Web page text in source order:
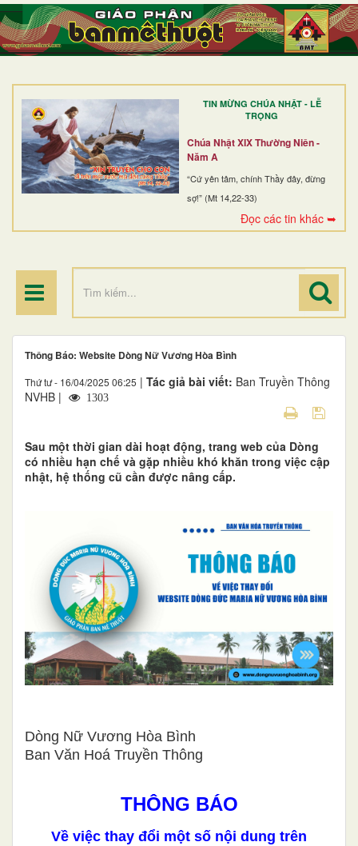
TIN MỪNG CHÚA NHẬT - LỄ
TRỌNG
Chúa Nhật XIX Thường Niên -
Năm A
“Cứ yên tâm, chính Thầy đây, đừng
sợ!” (Mt 14,22-33)
Đọc các tin khác ➥
TRANG NHẤT
GIỚI THIỆU
DÒNG TU
BAN MỤC VỤ
ĐOÀN THỂ CG
ĐIỂM HÀNH HƯƠNG
Thông Báo: Website Dòng Nữ Vương Hòa Bình
Thứ tư - 16/04/2025 06:25 | Tác giả bài viết: Ban Truyền Thông
NVHB |
1303
Sau một thời gian dài hoạt động, trang web của Dòng
có nhiều hạn chế và gặp nhiều khó khăn trong việc cập
nhật, hệ thống cũ cần được nâng cấp.
Dòng Nữ Vương Hòa Bình
Ban Văn Hoá Truyền Thông
THÔNG BÁO
Về việc thay đổi một số nội dung trên